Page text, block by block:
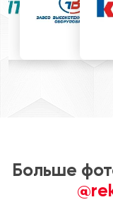
Больше